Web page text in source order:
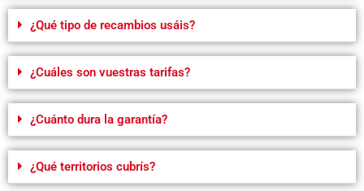
¿Qué tipo de recambios usáis?
¿Cuáles son vuestras tarifas?
¿Cuánto dura la garantía?
¿Qué territorios cubrís?